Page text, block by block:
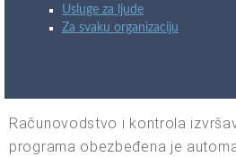
Usluge za ljude
Za svaku organizaciju
Računovodstvo i kontrola
programa obezbeđena je